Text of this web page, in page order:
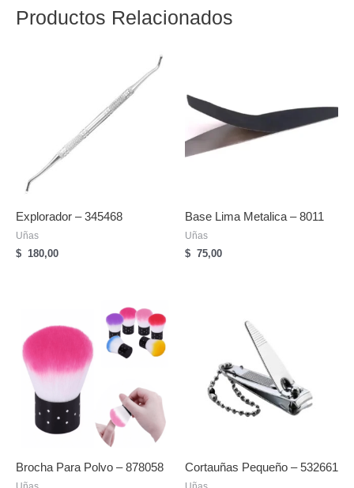
Productos Relacionados
Explorador – 345468
Uñas
$ 180,00
Base Lima Metalica – 8011
Uñas
$ 75,00
Brocha Para Polvo – 878058 Cortauñas Pequeño – 532661